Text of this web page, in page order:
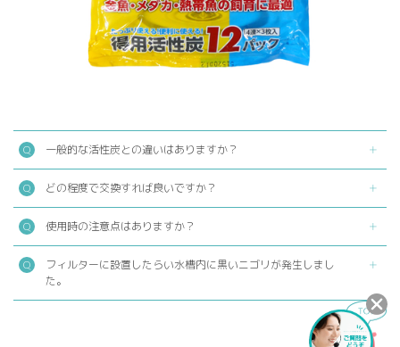
一般的な活性炭との違いはありますか？
どの程度で交換すれば良いですか？
使用時の注意点はありますか？
フィルターに設置したらい水槽内に黒いニゴリが発生しまし
た。